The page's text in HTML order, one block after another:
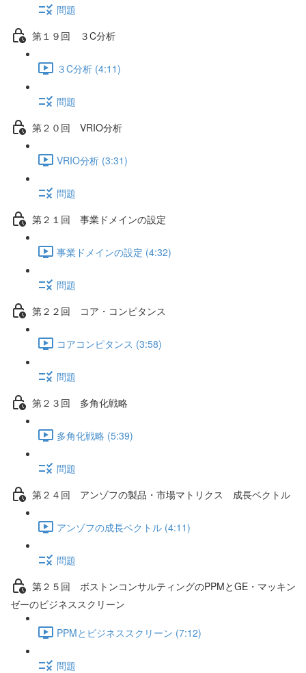
問題
第１９回 ３C分析
３C分析 (4:11)
問題
第２０回 VRIO分析
VRIO分析 (3:31)
問題
第２１回 事業ドメインの設定
事業ドメインの設定 (4:32)
問題
第２２回 コア・コンピタンス
コアコンピタンス (3:58)
問題
第２３回 多角化戦略
多角化戦略 (5:39)
問題
第２４回 アンゾフの製品・市場マトリクス 成長ベクトル
アンゾフの成長ベクトル (4:11)
問題
第２５回 ボストンコンサルティングのPPMとGE・マッキン
ゼーのビジネススクリーン
PPMとビジネススクリーン (7:12)
問題